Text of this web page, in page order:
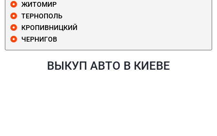
ЖИТОМИР
ТЕРНОПОЛЬ
КРОПИВНИЦКИЙ
ЧЕРНИГОВ
ВЫКУП АВТО В КИЕВЕ